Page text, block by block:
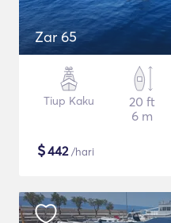
Zar 65
Tiup Kaku
20 ft
6 m
$442/hari